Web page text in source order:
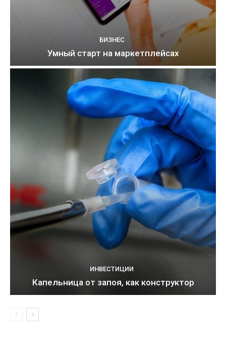
БИЗНЕС
Умный старт на маркетплейсах
ИНВЕСТИЦИИ
Капельница от запоя, как конструктор